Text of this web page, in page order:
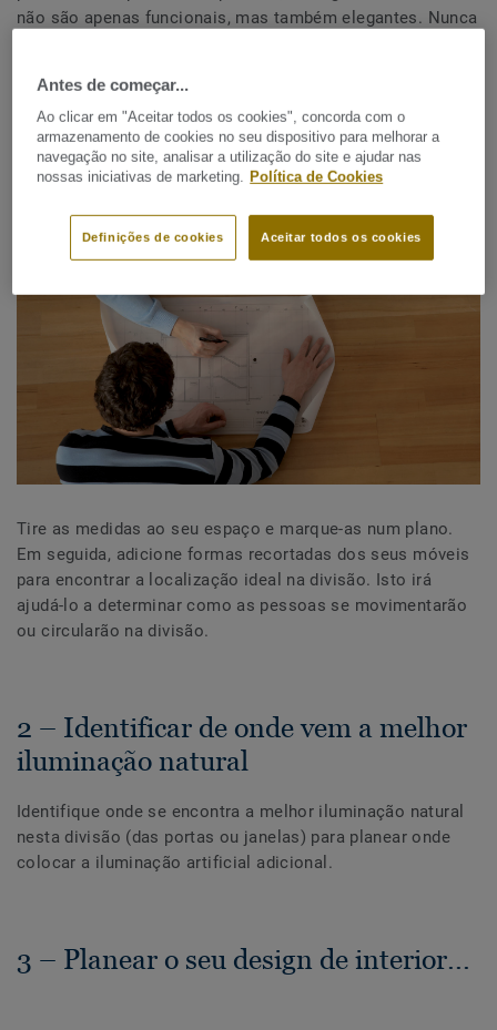
não são apenas funcionais, mas também elegantes. Nunca
1 - Tirar as medidas ao seu espaço
Tire as medidas ao seu espaço e marque-as num plano.
Em seguida, adicione formas recortadas dos seus móveis
para encontrar a localização ideal na divisão. Isto irá
ajudá-lo a determinar como as pessoas se movimentarão
ou circularão na divisão.
2 – Identificar de onde vem a melhor
iluminação natural
Identifique onde se encontra a melhor iluminação natural
nesta divisão (das portas ou janelas) para planear onde
colocar a iluminação artificial adicional.
3 – Planear o seu design de interior...
Antes de começar...
Ao clicar em "Aceitar todos os cookies", concorda com o
armazenamento de cookies no seu dispositivo para melhorar a
navegação no site, analisar a utilização do site e ajudar nas
nossas iniciativas de marketing. Política de Cookies
Aceitar todos os cookies
Definições de cookies